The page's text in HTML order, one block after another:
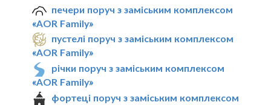
печери поруч з заміським комплексом
«AOR Family»
пустелі поруч з заміським комплексом
«AOR Family»
річки поруч з заміським комплексом
«AOR Family»
фортеці поруч з заміським комплексом